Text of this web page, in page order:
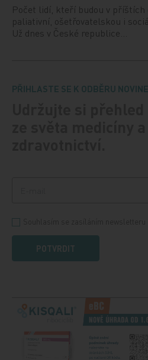
Počet lidí, kteří budou v
paliativní, ošetřovatelskou i
Už dnes v České republice…
PŘIHLASTE SE K ODBĚRU
POTVRDIT